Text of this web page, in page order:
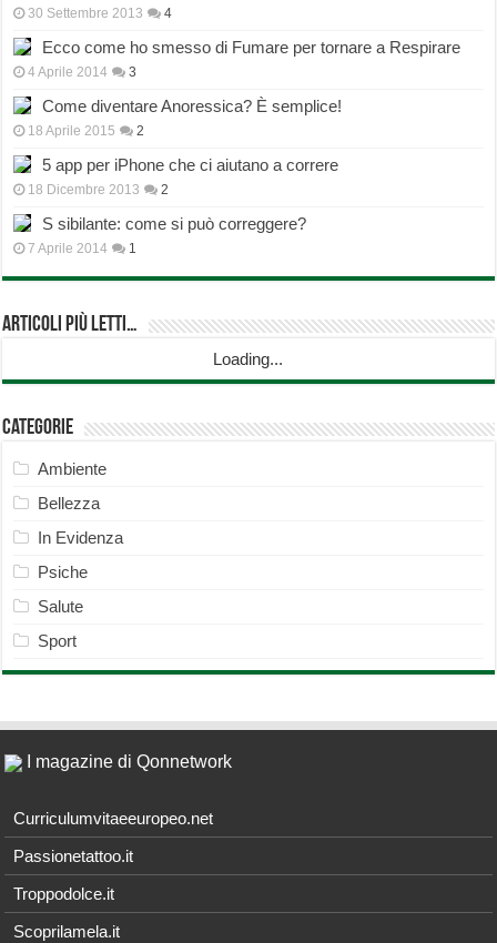
30 Settembre 2013 4
Ecco come ho smesso di Fumare per tornare a Respirare
4 Aprile 2014 3
Come diventare Anoressica? È semplice!
18 Aprile 2015 2
5 app per iPhone che ci aiutano a correre
18 Dicembre 2013 2
S sibilante: come si può correggere?
7 Aprile 2014 1
Articoli più Letti…
Loading...
Categorie
Ambiente
Bellezza
In Evidenza
Psiche
Salute
Sport
I magazine di Qonnetwork
Curriculumvitaeeuropeo.net
Passionetattoo.it
Troppodolce.it
Scoprilamela.it